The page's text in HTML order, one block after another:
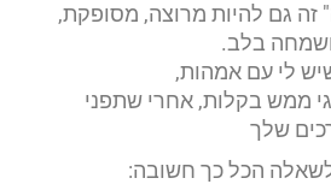
זה גם להיות מרוצה, מסופקת,
בלב.
לי עם אמהות,
ממש בקלות, אחרי שתפני
שלך
הכל כך חשובה: